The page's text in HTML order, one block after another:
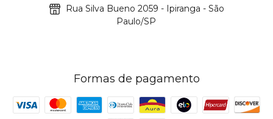
Rua Silva Bueno 2059 - Ipiranga - São
Paulo/SP
Formas de pagamento